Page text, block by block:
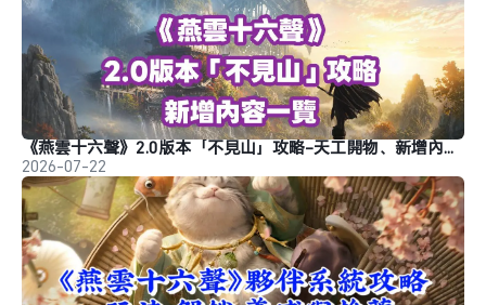
《燕雲十六聲》2.0版本「不見山」攻略-天工開物、新增內容介紹
2026-07-22